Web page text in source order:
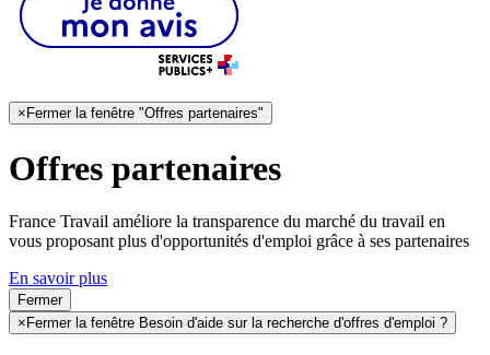
× Fermer la fenêtre "Offres partenaires"
Offres partenaires
France Travail améliore la transparence du marché du travail en
vous proposant plus d'opportunités d'emploi grâce à ses partenaires
En savoir plus
Fermer
× Fermer la fenêtre Besoin d'aide sur la recherche d'offres d'emploi ?